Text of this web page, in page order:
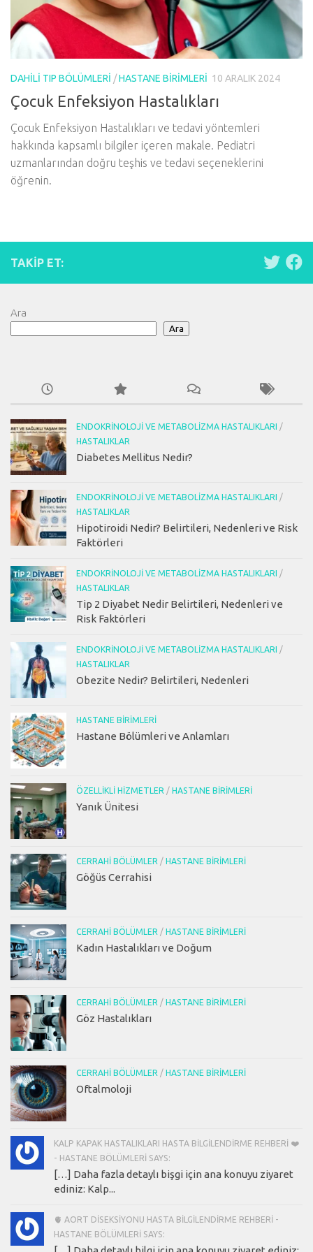
DAHILI TIP BÖLÜMLERI /HASTANE BIRIMLERI 10 ARALIK 2024
Çocuk Enfeksiyon Hastalıkları
Çocuk Enfeksiyon Hastalıkları ve tedavi yöntemleri
hakkında kapsamlı bilgiler içeren makale. Pediatri
uzmanlarından doğru teşhis ve tedavi seçeneklerini
öğrenin.
TAKIP ET:
Ara
Ara
ENDOKRINOLOJI VE METABOLIZMA HASTALIKLARI
/
HASTALIKLAR
Diabetes Mellitus Nedir?
ENDOKRINOLOJI VE METABOLIZMA HASTALIKLARI
/
HASTALIKLAR
Hipotiroidi Nedir? Belirtileri, Nedenleri ve Risk
Faktörleri
ENDOKRINOLOJI VE METABOLIZMA HASTALIKLARI
/
HASTALIKLAR
Tip 2 Diyabet Nedir Belirtileri, Nedenleri ve
Risk Faktörleri
ENDOKRINOLOJI VE METABOLIZMA HASTALIKLARI
/
HASTALIKLAR
Obezite Nedir? Belirtileri, Nedenleri
HASTANE BIRIMLERI
Hastane Bölümleri ve Anlamları
ÖZELLIKLI HIZMETLER / HASTANE BIRIMLERI
Yanık Ünitesi
CERRAHI BÖLÜMLER / HASTANE BIRIMLERI
Göğüs Cerrahisi
CERRAHI BÖLÜMLER / HASTANE BIRIMLERI
Kadın Hastalıkları ve Doğum
CERRAHI BÖLÜMLER / HASTANE BIRIMLERI
Göz Hastalıkları
CERRAHI BÖLÜMLER / HASTANE BIRIMLERI
Oftalmoloji
KALP KAPAK HASTALIKLARI HASTA BILGILENDIRME REHBERI ❤️
- HASTANE BÖLÜMLERI SAYS:
[…] Daha fazla detaylı bişgi için ana konuyu ziyaret
ediniz: Kalp...
🫀 AORT DISEKSIYONU HASTA BILGILENDIRME REHBERI -
HASTANE BÖLÜMLERI SAYS: